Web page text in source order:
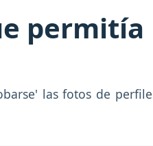
permitía
las fotos de